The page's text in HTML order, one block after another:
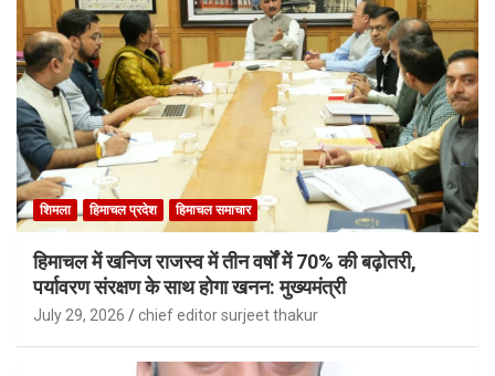
शिमला हिमाचल प्रदेश हिमाचल समाचार
हिमाचल में खनिज राजस्व में तीन वर्षों में 70% की बढ़ोतरी,
पर्यावरण संरक्षण के साथ होगा खनन: मुख्यमंत्री
July 29, 2026 chief editor surjeet thakur